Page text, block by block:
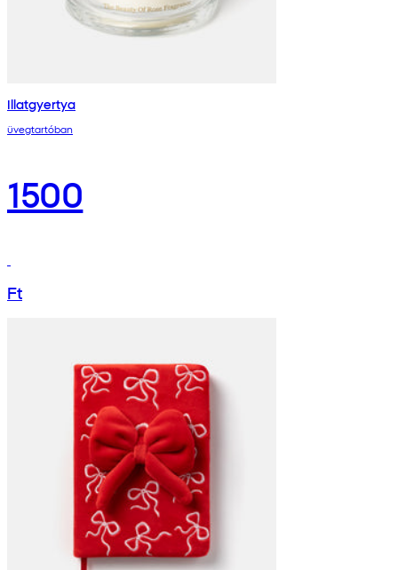
Illatgyertya
üvegtartóban
1500
Ft